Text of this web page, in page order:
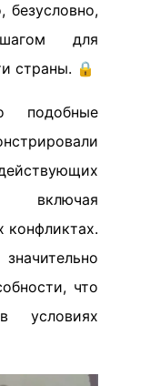
безусловно,
для
страны. 🔒
подобные
включая
конфликтах.
что
условиях